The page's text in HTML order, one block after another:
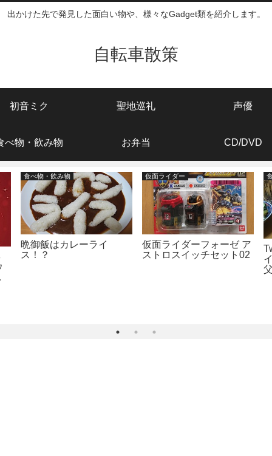
出かけた先で発見した面白い物や、様々なGadget類を紹介します。
自転車散策
初音ミク 聖地巡礼 声優
べ物・飲み物 お弁当 CD/DVD
食べ物・飲み物
晩御飯はカレーライ
ス！？
仮面ライダー
仮面ライダーフォーゼ ア
ストロスイッチセット02